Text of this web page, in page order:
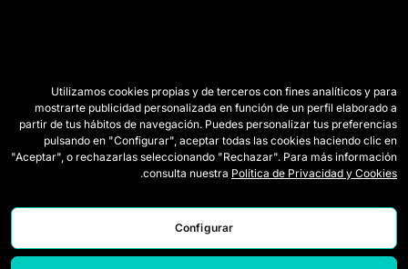
Utilizamos cookies propias y de terceros con fines analíticos y para
mostrarte publicidad personalizada en función de un perfil elaborado a
partir de tus hábitos de navegación. Puedes personalizar tus preferencias
pulsando en "Configurar", aceptar todas las cookies haciendo clic en
"Aceptar", o rechazarlas seleccionando "Rechazar". Para más información
consulta nuestra Política de Privacidad y Cookies
.
Configurar